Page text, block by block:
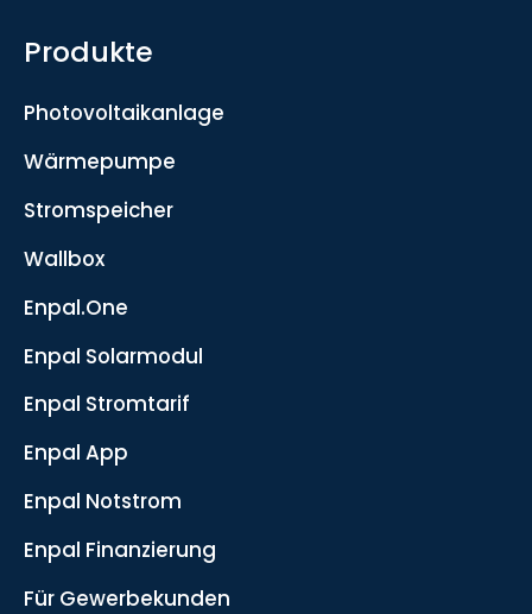
Produkte
Photovoltaikanlage
Wärmepumpe
Stromspeicher
Wallbox
Enpal.One
Enpal Solarmodul
Enpal Stromtarif
Enpal App
Enpal Notstrom
Enpal Finanzierung
Für Gewerbekunden